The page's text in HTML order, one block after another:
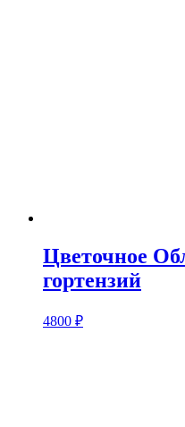
Цветочное
гортензий
4800 ₽